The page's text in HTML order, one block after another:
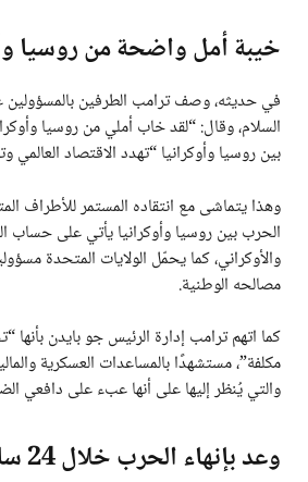
خيبة أمل واضحة من روسيا
في حديثه، وصف ترامب الطرفين
السلام، وقال: “لقد خاب أملي من روسيا
بين روسيا وأوكرانيا “تهدد الاقتصاد العالمي
وهذا يتماشى مع انتقاده المستمر للأطراف
الحرب بين روسيا وأوكرانيا يأتي على حساب
والأوكراني، كما يحمّل الولايات المتحدة
مصالحه الوطنية.
كما اتهم ترامب إدارة الرئيس جو بايدن بأنها
مكلفة”، مستشهدًا بالمساعدات العسكرية
والتي يُنظر إليها على أنها عبء على دافعي
وعد بإنهاء الحرب خلال 24 ساعة؟